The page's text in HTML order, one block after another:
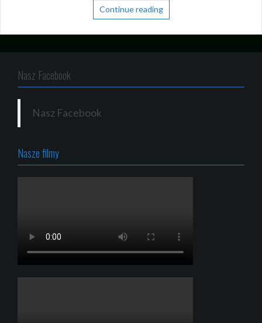
Continue reading
Nasz Facebook
Nasz Facebook
Nasze filmy